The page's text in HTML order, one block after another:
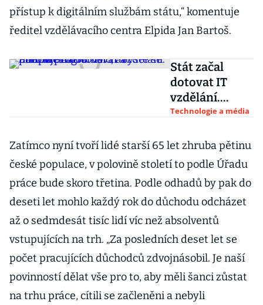
přístup k digitálním službám státu,“ komentuje
ředitel vzdělávacího centra Elpida Jan Bartoš.
Stát začal
dotovat IT
vzdělání.
Přispěje až 50
naučili
programovat a
poroučet AI
Technologie a média
Zatímco nyní tvoří lidé starší 65 let zhruba pětinu
české populace, v polovině století to podle Úřadu
práce bude skoro třetina. Podle odhadů by pak do
deseti let mohlo každý rok do důchodu odcházet
až o sedmdesát tisíc lidí víc než absolventů
vstupujících na trh. „Za posledních deset let se
počet pracujících důchodců zdvojnásobil. Je naší
povinností dělat vše pro to, aby měli šanci zůstat
na trhu práce, cítili se začleněni a nebyli